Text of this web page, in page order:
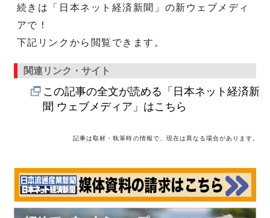
続きは「日本ネット経済新聞」の新ウェブメディ
アで！
下記リンクから閲覧できます。
関連リンク・サイト
この記事の全文が読める「日本ネット経済新
聞 ウェブメディア」はこちら
記事は取材・執筆時の情報で、現在は異なる場合があります。